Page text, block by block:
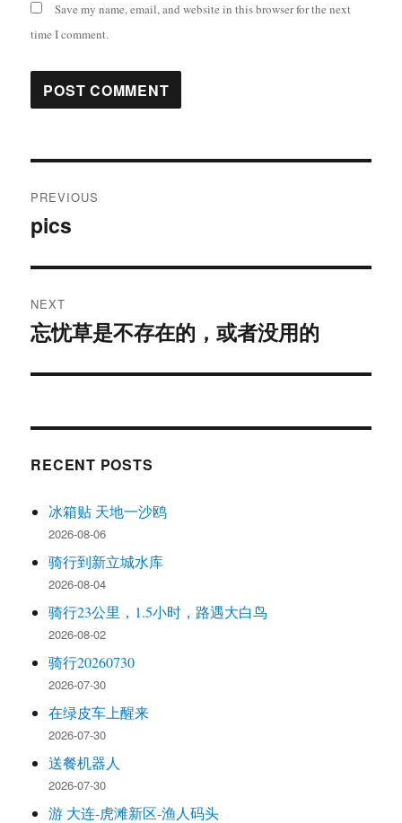
Save my name, email, and website in this browser for the next
time I comment.
navigation
PREVIOUS
Previous
pics
NEXT
Next
忘忧草是不存在的，或者没用的
RECENT POSTS
冰箱贴 天地一沙鸥
2026-08-06
骑行到新立城水库
2026-08-04
骑行23公里，1.5小时，路遇大白鸟
2026-08-02
骑行20260730
2026-07-30
在绿皮车上醒来
2026-07-30
送餐机器人
2026-07-30
游 大连-虎滩新区-渔人码头